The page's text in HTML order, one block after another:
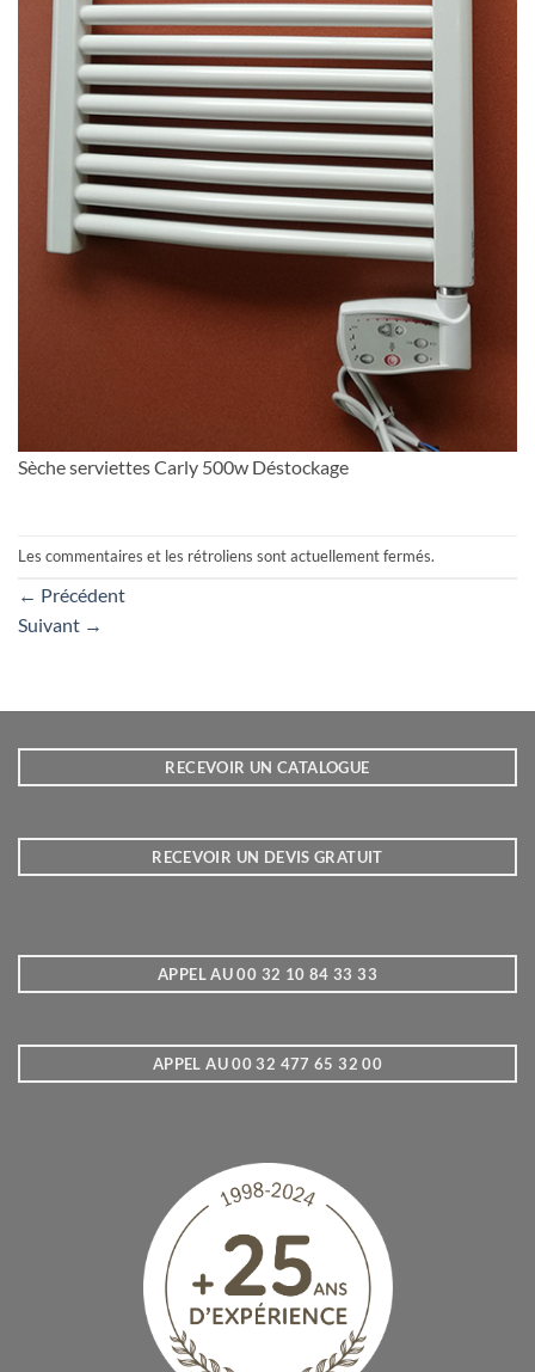
Sèche serviettes Carly 500w Déstockage
Les commentaires et les rétroliens sont actuellement fermés.
← Précédent
Suivant →
RECEVOIR UN CATALOGUE
RECEVOIR UN DEVIS GRATUIT
APPEL AU 00 32 10 84 33 33
APPEL AU 00 32 477 65 32 00